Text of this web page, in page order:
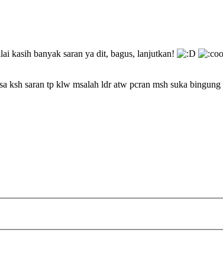
kasih banyak saran ya dit, bagus, lanjutkan!
ksh saran tp klw msalah ldr atw pcran msh suka